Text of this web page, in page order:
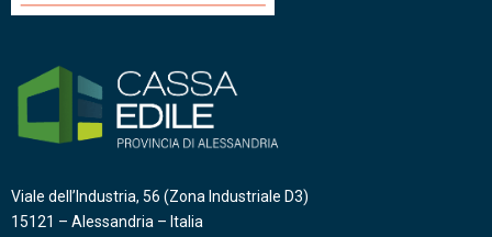
Viale dell’Industria, 56 (Zona Industriale D3)
15121 – Alessandria – Italia